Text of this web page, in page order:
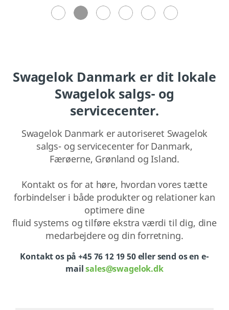
Swagelok Danmark er dit lokale
Swagelok salgs- og
servicecenter.
Swagelok Danmark er autoriseret Swagelok
salgs- og servicecenter for Danmark,
Færøerne, Grønland og Island.
Kontakt os for at høre, hvordan vores tætte
forbindelser i både produkter og relationer kan
optimere dine
fluid systems og tilføre ekstra værdi til dig, dine
medarbejdere og din forretning.
Kontakt os på +45 76 12 19 50 eller send os en e-
mailsales@swagelok.dk